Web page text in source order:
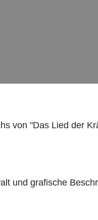
von "Das Lied der
und grafische